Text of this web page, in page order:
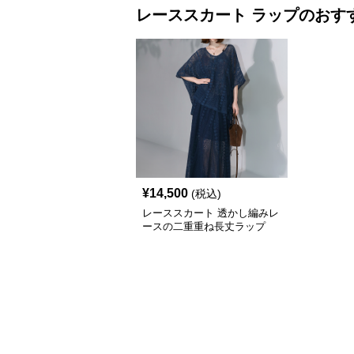
レーススカート ラップのおす
¥14,500 (税込)
レーススカート 透かし編みレ
ースの二重重ね長丈ラップ